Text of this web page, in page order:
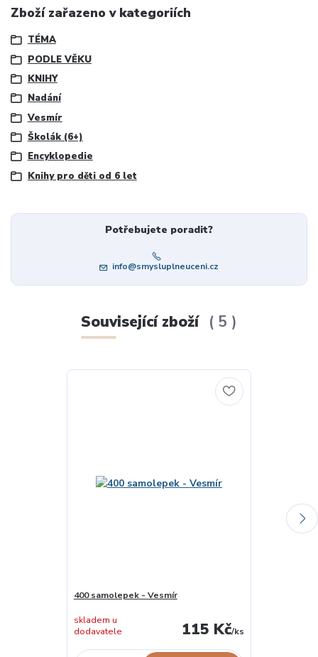
Zboží zařazeno v kategoriích
TÉMA
PODLE VĚKU
KNIHY
Nadání
Vesmír
Školák (6+)
Encyklopedie
Knihy pro děti od 6 let
Potřebujete poradit?
info@smysluplneuceni.cz
Související zboží 5
400 samolepek - Vesmír
115 Kč/ks
skladem u
dodavatele